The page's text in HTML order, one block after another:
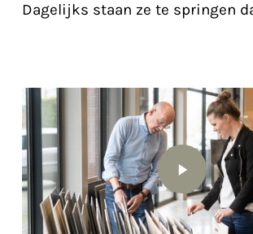
Dagelijks staan ze te springen